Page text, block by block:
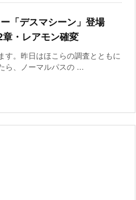
「デスマシーン」登場
章・レアモン確変
す。昨日はほこらの調査とともに
ら、ノーマルパスの ...